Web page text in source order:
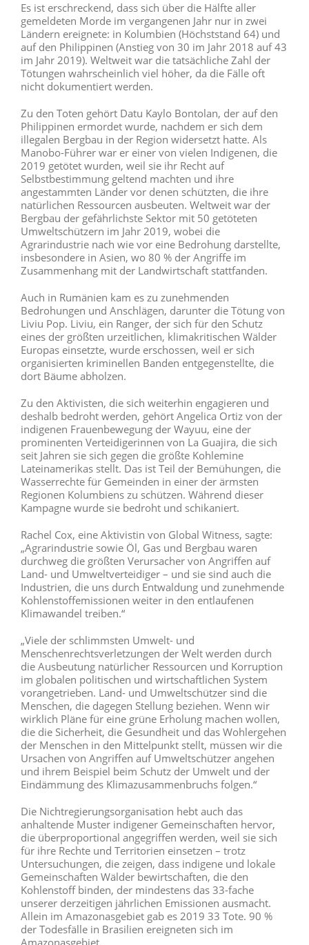
Es ist erschreckend, dass sich über die Hälfte aller
gemeldeten Morde im vergangenen Jahr nur in zwei
Ländern ereignete: in Kolumbien (Höchststand 64) und
auf den Philippinen (Anstieg von 30 im Jahr 2018 auf 43
im Jahr 2019). Weltweit war die tatsächliche Zahl der
Tötungen wahrscheinlich viel höher, da die Fälle oft
nicht dokumentiert werden.
Zu den Toten gehört Datu Kaylo Bontolan, der auf den
Philippinen ermordet wurde, nachdem er sich dem
illegalen Bergbau in der Region widersetzt hatte. Als
Manobo-Führer war er einer von vielen Indigenen, die
2019 getötet wurden, weil sie ihr Recht auf
Selbstbestimmung geltend machten und ihre
angestammten Länder vor denen schützten, die ihre
natürlichen Ressourcen ausbeuten. Weltweit war der
Bergbau der gefährlichste Sektor mit 50 getöteten
Umweltschützern im Jahr 2019, wobei die
Agrarindustrie nach wie vor eine Bedrohung darstellte,
insbesondere in Asien, wo 80 % der Angriffe im
Zusammenhang mit der Landwirtschaft stattfanden.
Auch in Rumänien kam es zu zunehmenden
Bedrohungen und Anschlägen, darunter die Tötung von
Liviu Pop. Liviu, ein Ranger, der sich für den Schutz
eines der größten urzeitlichen, klimakritischen Wälder
Europas einsetzte, wurde erschossen, weil er sich
organisierten kriminellen Banden entgegenstellte, die
dort Bäume abholzen.
Zu den Aktivisten, die sich weiterhin engagieren und
deshalb bedroht werden, gehört Angelica Ortiz von der
indigenen Frauenbewegung der Wayuu, eine der
prominenten Verteidigerinnen von La Guajira, die sich
seit Jahren sie sich gegen die größte Kohlemine
Lateinamerikas stellt. Das ist Teil der Bemühungen, die
Wasserrechte für Gemeinden in einer der ärmsten
Regionen Kolumbiens zu schützen. Während dieser
Kampagne wurde sie bedroht und schikaniert.
Rachel Cox, eine Aktivistin von Global Witness, sagte:
„Agrarindustrie sowie Öl, Gas und Bergbau waren
durchweg die größten Verursacher von Angriffen auf
Land- und Umweltverteidiger – und sie sind auch die
Industrien, die uns durch Entwaldung und zunehmende
Kohlenstoffemissionen weiter in den entlaufenen
Klimawandel treiben.“
„Viele der schlimmsten Umwelt- und
Menschenrechtsverletzungen der Welt werden durch
die Ausbeutung natürlicher Ressourcen und Korruption
im globalen politischen und wirtschaftlichen System
vorangetrieben. Land- und Umweltschützer sind die
Menschen, die dagegen Stellung beziehen. Wenn wir
wirklich Pläne für eine grüne Erholung machen wollen,
die die Sicherheit, die Gesundheit und das Wohlergehen
der Menschen in den Mittelpunkt stellt, müssen wir die
Ursachen von Angriffen auf Umweltschützer angehen
und ihrem Beispiel beim Schutz der Umwelt und der
Eindämmung des Klimazusammenbruchs folgen.“
Die Nichtregierungsorganisation hebt auch das
anhaltende Muster indigener Gemeinschaften hervor,
die überproportional angegriffen werden, weil sie sich
für ihre Rechte und Territorien einsetzen – trotz
Untersuchungen, die zeigen, dass indigene und lokale
Gemeinschaften Wälder bewirtschaften, die den
Kohlenstoff binden, der mindestens das 33-fache
unserer derzeitigen jährlichen Emissionen ausmacht.
Allein im Amazonasgebiet gab es 2019 33 Tote. 90 %
der Todesfälle in Brasilien ereigneten sich im